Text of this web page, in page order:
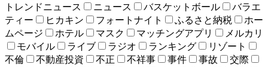
トレンドニュース
ニュース バスケットボール
バラエ
ティー
ヒカキン フォートナイト ふるさと納税
ホー
ムページ
ホテル マスク マッチングアプリ
メルカリ
モバイル
ライブ ラジオ ランキング
リゾート
不倫
不動産投資 不正 不祥事 事件 事故
交際